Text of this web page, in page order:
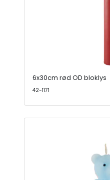
6x30cm rød OD bloklys
42-1171